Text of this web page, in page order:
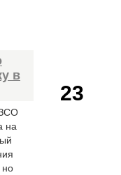
в
23
на